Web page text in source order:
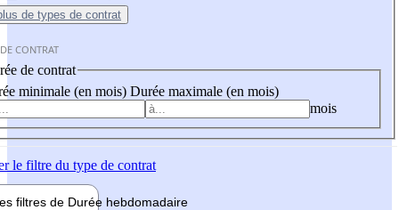
de types de contrat
CONTRAT
de contrat
minimale (en mois) Durée maximale (en mois)
mois
le filtre du type de contrat
filtres de Durée hebdomadaire